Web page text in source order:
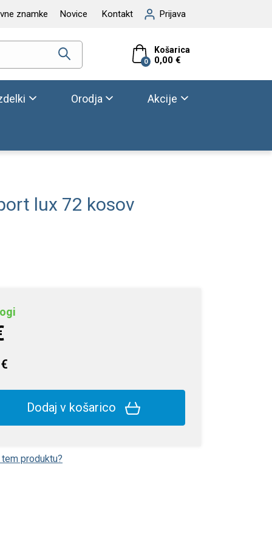
znamke Novice Kontakt Prijava
0
Košarica
0,00 €
Orodja Akcije
lux 72 kosov
Dodaj v košarico
produktu?